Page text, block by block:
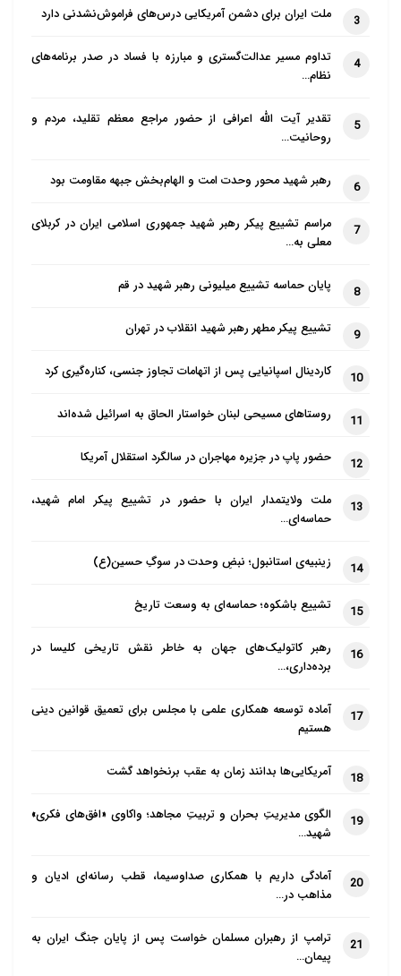
3 ملت ایران برای دشمن آمریکایی درس‌های فراموش‌نشدنی دارد
4
تداوم مسیر عدالت‌گستری و مبارزه با فساد در صدر برنامه‌های
نظام…
5
تقدیر آیت الله اعرافی از حضور مراجع معظم تقلید، مردم و
روحانیت…
6 رهبر شهید محور وحدت امت و الهام‌بخش جبهه مقاومت بود
7
مراسم تشییع پیکر رهبر شهید جمهوری اسلامی ایران در کربلای
معلی به…
8 پایان حماسه تشییع میلیونی رهبر شهید در قم
9 تشییع پیکر مطهر رهبر شهید انقلاب در تهران
10 کاردینال اسپانیایی پس از اتهامات تجاوز جنسی، کناره‌گیری کرد
11 روستاهای مسیحی لبنان خواستار الحاق به اسرائیل شده‌اند
12 حضور پاپ در جزیره مهاجران در سالگرد استقلال آمریکا
13
ملت ولایتمدار ایران با حضور در تشییع پیکر امام شهید،
حماسه‌ای…
14 زینبیه‌ی استانبول؛ نبضِ وحدت در سوگِ حسین(ع)
15 تشییع باشکوه؛ حماسه‌ای به وسعت تاریخ
16
رهبر کاتولیک‌های جهان به خاطر نقش تاریخی کلیسا در
برده‌داری،…
17
آماده توسعه همکاری علمی با مجلس برای تعمیق قوانین دینی
هستیم
18 آمریکایی‌ها بدانند زمان به عقب برنخواهد گشت
19
الگوی مدیریتِ بحران و تربیتِ مجاهد؛ واکاوی «افق‌های فکری»
شهید…
20
آمادگی داریم با همکاری صداوسیما، قطب رسانه‌ای ادیان و
مذاهب در…
21
ترامپ از رهبران مسلمان خواست پس از پایان جنگ ایران به
پیمان…